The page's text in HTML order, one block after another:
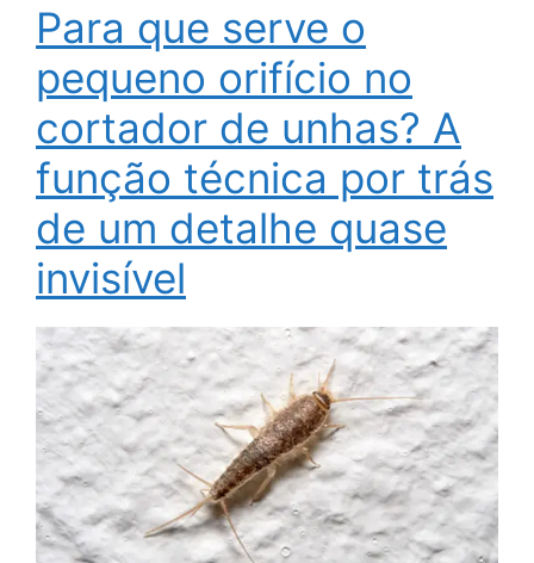
Para que serve o
pequeno orifício no
cortador de unhas? A
função técnica por trás
de um detalhe quase
invisível